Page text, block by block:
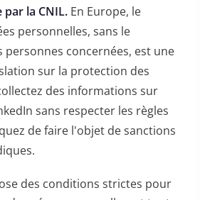
par la CNIL. En Europe, le
personnelles, sans le
personnes concernées, est une
sur la protection des
des informations sur
sans respecter les règles
de faire l'objet de sanctions
des conditions strictes pour